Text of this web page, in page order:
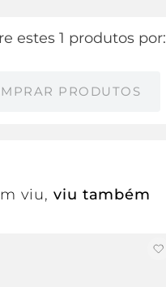
estes 1 produtos por:
PRODUTOS
viu, viu também